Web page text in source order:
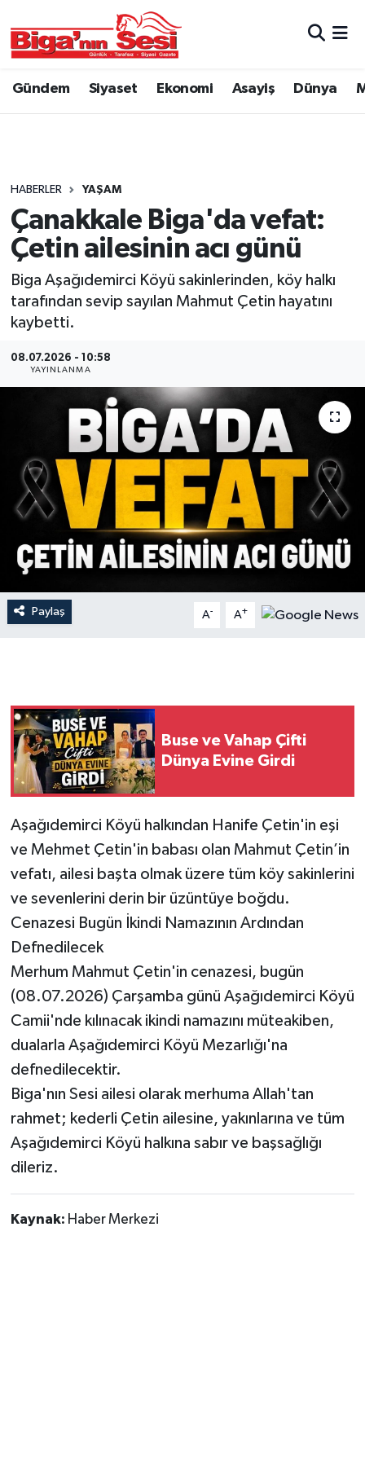
Gündem Siyaset Ekonomi Asayiş Dünya
HABERLER YAŞAM
Çanakkale Biga'da vefat:
Çetin ailesinin acı günü
Biga Aşağıdemirci Köyü sakinlerinden, köy halkı
tarafından sevip sayılan Mahmut Çetin hayatını
kaybetti.
08.07.2026 - 10:58
YAYINLANMA
Paylaş A- A+
Buse ve Vahap Çifti
Dünya Evine Girdi
Aşağıdemirci Köyü halkından Hanife Çetin'in eşi
ve Mehmet Çetin'in babası olan Mahmut Çetin’in
vefatı, ailesi başta olmak üzere tüm köy sakinlerini
ve sevenlerini derin bir üzüntüye boğdu.
Cenazesi Bugün İkindi Namazının Ardından
Defnedilecek
Merhum Mahmut Çetin'in cenazesi, bugün
(08.07.2026) Çarşamba günü Aşağıdemirci Köyü
Camii'nde kılınacak ikindi namazını müteakiben,
dualarla Aşağıdemirci Köyü Mezarlığı'na
defnedilecektir.
Biga'nın Sesi ailesi olarak merhuma Allah'tan
rahmet; kederli Çetin ailesine, yakınlarına ve tüm
Aşağıdemirci Köyü halkına sabır ve başsağlığı
dileriz.
Kaynak: Haber Merkezi
Asayiş
Belediye
Dünya
Ekonomi
Genel
Hava Durumu
İlan
Kültür Sanat
Magazin
Otomobil
Sağlık
Siyaset
Tarım ve Ekonomi
Teknoloji
Yaşam
Çanakkale Hava Durumu
Tüm Manşetler
Son Dakika Haberleri